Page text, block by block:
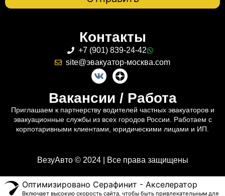
Контакты
+7 (901) 839-24-42
site@эвакуатор-москва.com
Вакансии / Работа
Приглашаем к партнерству водителей частных эвакуаторов и
эвакуационные службы из всех городов России. Работаем с
корпотаривными клиентами, юридическими лицами и ИП.
ВезуАвто © 2024 | Все права защищены
Оптимизировано Серафинит - Акселератор
Включает высокую скорость сайта, чтобы быть привлекательным для